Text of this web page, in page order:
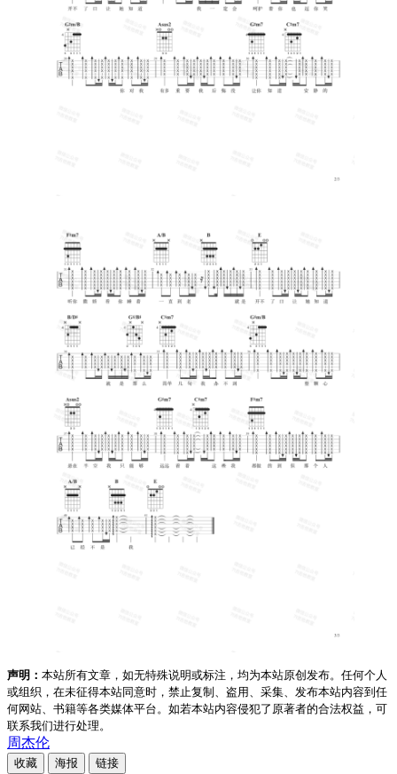
声明： 本站所有文章，如无特殊说明或标注，均为本站原创发布。任何个人
或组织，在未征得本站同意时，禁止复制、盗用、采集、发布本站内容到任
何网站、书籍等各类媒体平台。如若本站内容侵犯了原著者的合法权益，可
联系我们进行处理。
周杰伦
收藏 海报 链接